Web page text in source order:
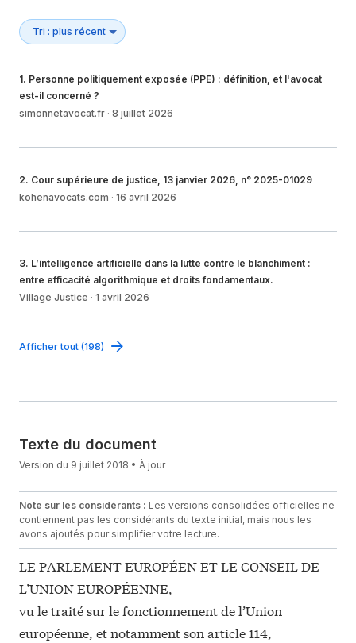
1. Personne politiquement exposée (PPE) : définition, et l'avocat
est-il concerné ?
simonnetavocat.fr · 8 juillet 2026
2. Cour supérieure de justice, 13 janvier 2026, n° 2025-01029
kohenavocats.com · 16 avril 2026
3. L’intelligence artificielle dans la lutte contre le blanchiment :
entre efficacité algorithmique et droits fondamentaux.
Village Justice · 1 avril 2026
Afficher tout (198)
Texte du document
Version du 9 juillet 2018 • À jour
Note sur les considérants : Les versions consolidées officielles ne
contiennent pas les considérants du texte initial, mais nous les
avons ajoutés pour simplifier votre lecture.
LE PARLEMENT EUROPÉEN ET LE CONSEIL DE
L’UNION EUROPÉENNE,
vu le traité sur le fonctionnement de l’Union
européenne, et notamment son article 114,